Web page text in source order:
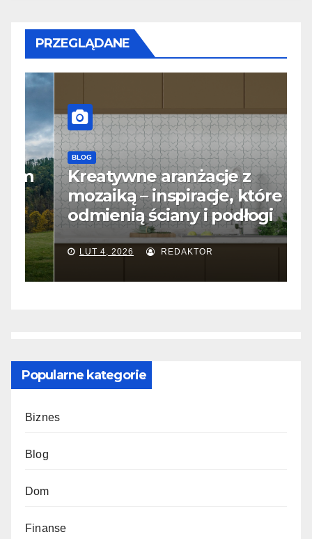
PRZEGLĄDANE
BLOG
Kreatywne aranżacje z
mozaiką – inspiracje, które
odmienią ściany i podłogi
LUT 4, 2026 REDAKTOR
Popularne kategorie
Biznes
Blog
Dom
Finanse